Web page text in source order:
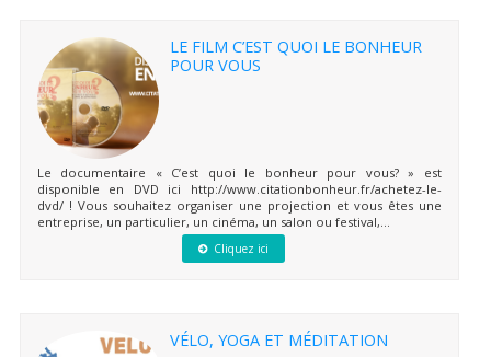
LE FILM C’EST QUOI LE BONHEUR
POUR VOUS
Le documentaire « C’est quoi le bonheur pour vous? » est
disponible en DVD ici http://www.citationbonheur.fr/achetez-le-
dvd/ ! Vous souhaitez organiser une projection et vous êtes une
entreprise, un particulier, un cinéma, un salon ou festival,...
Cliquez ici
VÉLO, YOGA ET MÉDITATION